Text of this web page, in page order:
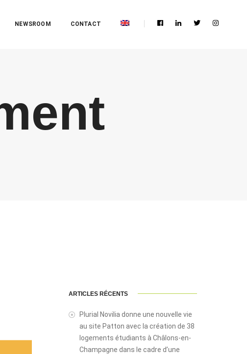
NEWSROOM CONTACT
ARTICLES RÉCENTS
Plurial Novilia donne une nouvelle vie
au site Patton avec la création de 38
logements étudiants à Châlons-en-
Champagne dans le cadre d’une